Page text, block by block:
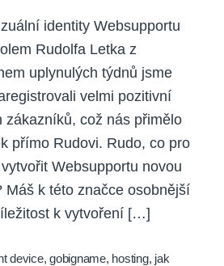
identity Websupportu
Rudolfa Letka z
uplynulých týdnů jsme
velmi pozitivní
zákazníků, což nás přimělo
přímo Rudovi. Rudo, co pro
Websupportu novou
Máš k této značce osobnější
k vytvoření […]
device,gobigname, hosting, jak